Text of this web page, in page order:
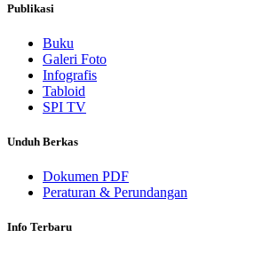
Publikasi
Buku
Galeri Foto
Infografis
Tabloid
SPI TV
Unduh Berkas
Dokumen PDF
Peraturan & Perundangan
Info Terbaru